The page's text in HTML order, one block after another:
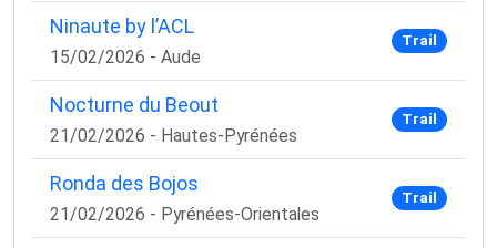
Ninaute by l’ACL
15/02/2026 - Aude
Trail
Nocturne du Beout
21/02/2026 - Hautes-Pyrénées
Trail
Ronda des Bojos
21/02/2026 - Pyrénées-Orientales
Trail